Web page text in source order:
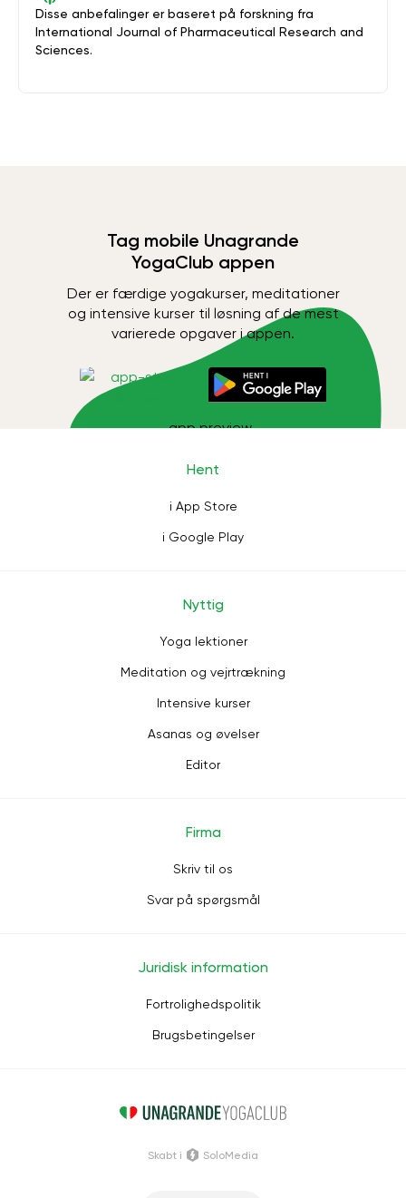
Disse anbefalinger er baseret på forskning fra
International Journal of Pharmaceutical Research and
Sciences.
Tag mobile Unagrande
YogaClub appen
Der er færdige yogakurser, meditationer
og intensive kurser til løsning af de mest
varierede opgaver i appen.
Hent
i App Store
i Google Play
Nyttig
Yoga lektioner
Meditation og vejrtrækning
Intensive kurser
Asanas og øvelser
Editor
Firma
Skriv til os
Svar på spørgsmål
Juridisk information
Fortrolighedspolitik
Brugsbetingelser
Skabt i SoloMedia